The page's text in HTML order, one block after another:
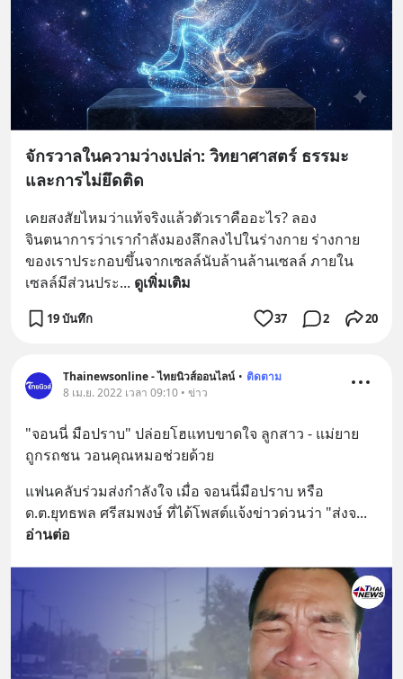
จักรวาลในความว่างเปล่า: วิทยาศาสตร์ ธรรมะ
และการไม่ยึดติด
เคยสงสัยไหมว่าแท้จริงแล้วตัวเราคืออะไร? ลอง
จินตนาการว่าเรากำลังมองลึกลงไปในร่างกาย ร่างกาย
ของเราประกอบขึ้นจากเซลล์นับล้านล้านเซลล์ ภายใน
เซลล์มีส่วนประ... ดูเพิ่มเติม
19 บันทึก 37 2 20
Thainewsonline - ไทยนิวส์ออนไลน์ • ติดตาม
8 เม.ย. 2022 เวลา 09:10 • ข่าว
"จอนนี่ มือปราบ" ปล่อยโฮแทบขาดใจ ลูกสาว - แม่ยาย
ถูกรถชน วอนคุณหมอช่วยด้วย
แฟนคลับร่วมส่งกำลังใจ เมื่อ จอนนี่มือปราบ หรือ
ด.ต.ยุทธพล ศรีสมพงษ์ ที่ได้โพสต์แจ้งข่าวด่วนว่า "ส่งจ
อ่านต่อ